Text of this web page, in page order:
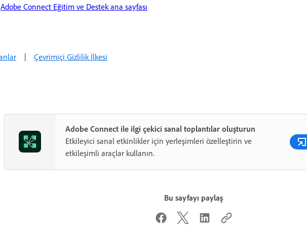
Adobe Connect Eğitim ve Destek ana sayfası
| Çevrimiçi Gizlilik İlkesi
Adobe Connect ile ilgi çekici sanal toplantılar oluşturun
Etkileyici sanal etkinlikler için yerleşimleri özelleştirin ve
etkileşimli araçlar kullanın.
Bu sayfayı paylaş